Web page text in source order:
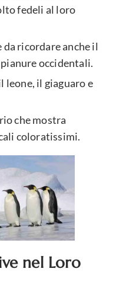
fedeli al loro
ricordare anche il
occidentali.
leone, il giaguaro e
che mostra
coloratissimi.
nel Loro